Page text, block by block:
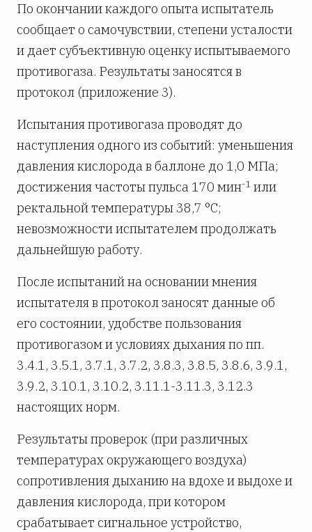
По окончании каждого опыта испытатель
сообщает о самочувствии, степени усталости
и дает субъективную оценку испытываемого
противогаза. Результаты заносятся в
протокол (приложение 3).
Испытания противогаза проводят до
наступления одного из событий: уменьшения
давления кислорода в баллоне до 1,0 МПа;
достижения частоты пульса 170 мин-1 или
ректальной температуры 38,7 °С;
невозможности испытателем продолжать
дальнейшую работу.
После испытаний на основании мнения
испытателя в протокол заносят данные об
его состоянии, удобстве пользования
противогазом и условиях дыхания по пп.
3.4.1, 3.5.1, 3.7.1, 3.7.2, 3.8.3, 3.8.5, 3.8.6, 3.9.1,
3.9.2, 3.10.1, 3.10.2, 3.11.1-3.11.3, 3.12.3
настоящих норм.
Результаты проверок (при различных
температурах окружающего воздуха)
сопротивления дыханию на вдохе и выдохе и
давления кислорода, при котором
срабатывает сигнальное устройство,